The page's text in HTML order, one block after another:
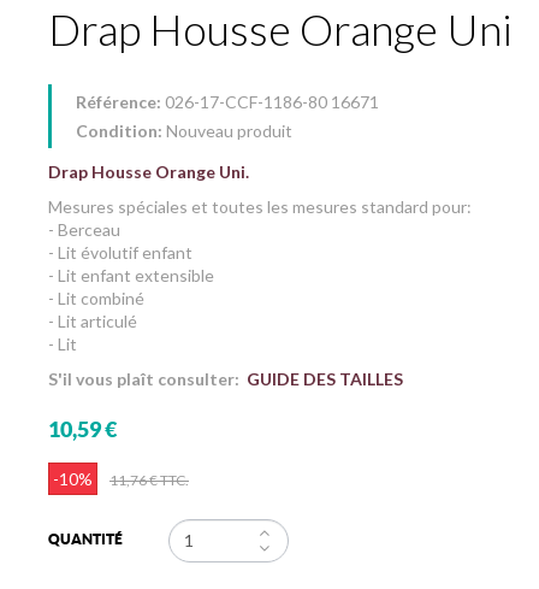
Drap Housse Orange Uni
Référence: 026-17-CCF-1186-80 16671
Condition: Nouveau produit
Drap Housse Orange Uni.
Mesures spéciales et toutes les mesures standard pour:
- Berceau
- Lit évolutif enfant
- Lit enfant extensible
- Lit combiné
- Lit articulé
- Lit
S'il vous plaît consulter: GUIDE DES TAILLES
10,59 €
-10% 11,76 €TTC.
QUANTITÉ